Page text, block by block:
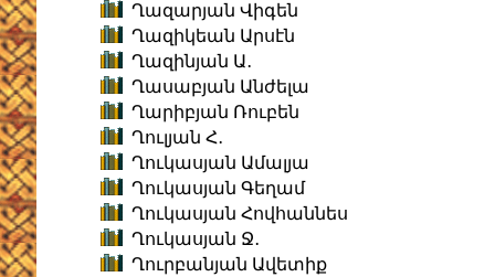
Ղազարյան Վիգեն
Ղազիկեան Արսէն
Ղազինյան Ա․
Ղասաբյան Անժելա
Ղարիբյան Ռուբեն
Ղուլյան Հ․
Ղուկասյան Ամալյա
Ղուկասյան Գեղամ
Ղուկասյան Հովհաննես
Ղուկասյան Ջ․
Ղուրբանյան Ավետիք